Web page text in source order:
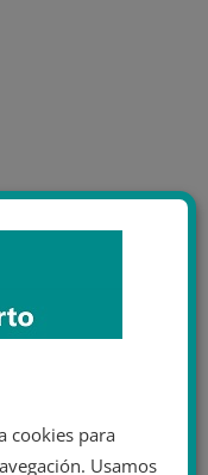
cookies para
Usamos